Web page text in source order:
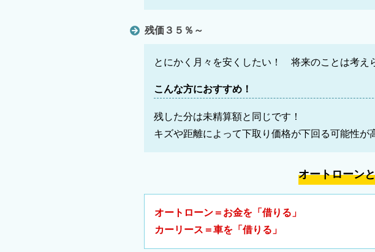
残価３５％～
とにかく月々を安くしたい！ 将来のことは考え
こんな方におすすめ！
残した分は未精算額と同じです！
キズや距離によって下取り価格が下回る可能性が
オートローン
オートローン＝お金を「借りる」
カーリース＝車を「借りる」